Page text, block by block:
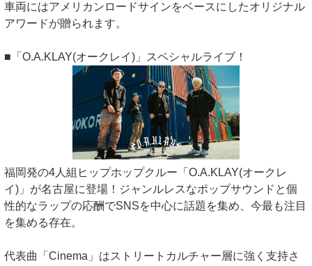
車両にはアメリカンロードサインをベースにしたオリジナル
アワードが贈られます。
■「O.A.KLAY(オークレイ)」スペシャルライブ！
福岡発の4人組ヒップホップクルー「O.A.KLAY(オークレ
イ)」が名古屋に登場！ジャンルレスなポップサウンドと個
性的なラップの応酬でSNSを中心に話題を集め、今最も注目
を集める存在。
代表曲「Cinema」はストリートカルチャー層に強く支持さ